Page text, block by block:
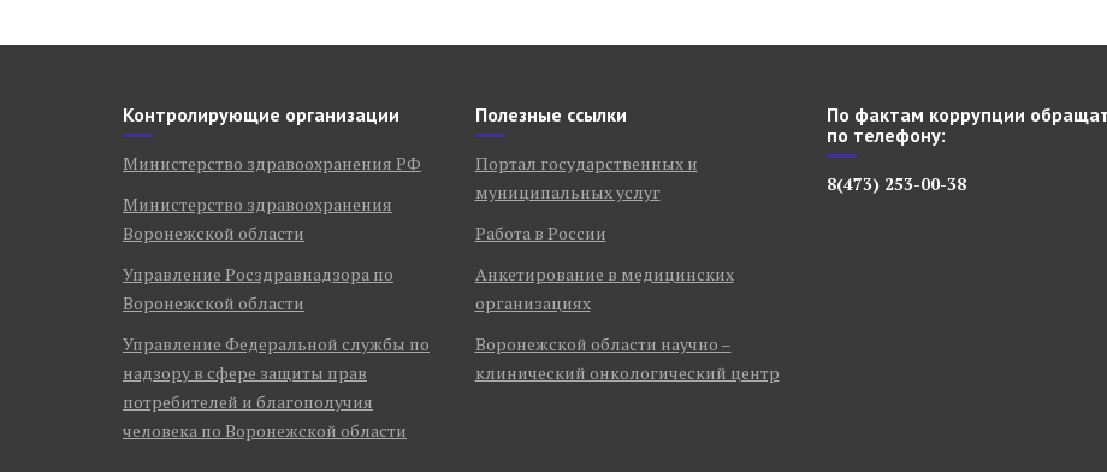
Контролирующие организации
Министерство здравоохранения РФ
Министерство здравоохранения
Воронежской области
Управление Росздравнадзора по
Воронежской области
Управление Федеральной службы по
надзору в сфере защиты прав
потребителей и благополучия
человека по Воронежской области
Полезные ссылки
Портал государственных и
муниципальных услуг
Работа в России
Анкетирование в медицинских
организациях
Воронежской области научно –
клинический онкологический центр
По фактам коррупции
по телефону:
8(473) 253-00-38